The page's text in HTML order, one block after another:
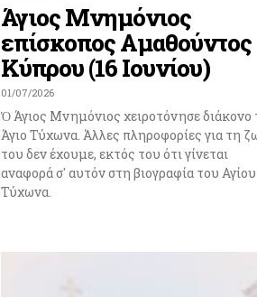
Άγιος Μνημόνιος
επίσκοπος Αμαθούντος
Κύπρου (16 Ιουνίου)
01/07/2026
Ὁ Άγιος Μνημόνιος χειροτόνησε διάκονο
Άγιο Τύχωνα. Άλλες πληροφορίες για τη
του δεν έχουμε, εκτός του ότι γίνεται
αναφορά σ' αυτόν στη βιογραφία του Αγίου
Τύχωνα.